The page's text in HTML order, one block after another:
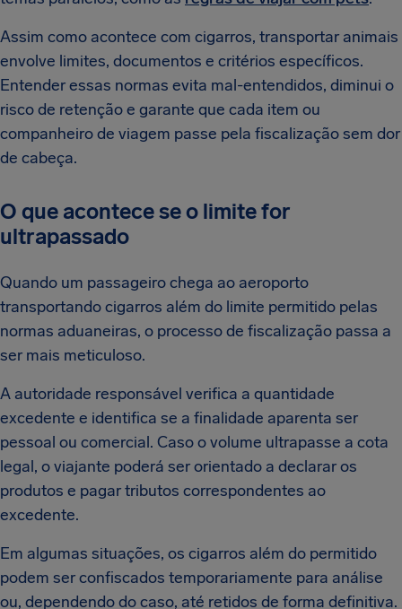
Assim como acontece com cigarros, transportar animais
envolve limites, documentos e critérios específicos.
Entender essas normas evita mal-entendidos, diminui o
risco de retenção e garante que cada item ou
companheiro de viagem passe pela fiscalização sem dor
de cabeça.
O que acontece se o limite for
ultrapassado
Quando um passageiro chega ao aeroporto
transportando cigarros além do limite permitido pelas
normas aduaneiras, o processo de fiscalização passa a
ser mais meticuloso.
A autoridade responsável verifica a quantidade
excedente e identifica se a finalidade aparenta ser
pessoal ou comercial. Caso o volume ultrapasse a cota
legal, o viajante poderá ser orientado a declarar os
produtos e pagar tributos correspondentes ao
excedente.
Em algumas situações, os cigarros além do permitido
podem ser confiscados temporariamente para análise
ou, dependendo do caso, até retidos de forma definitiva.